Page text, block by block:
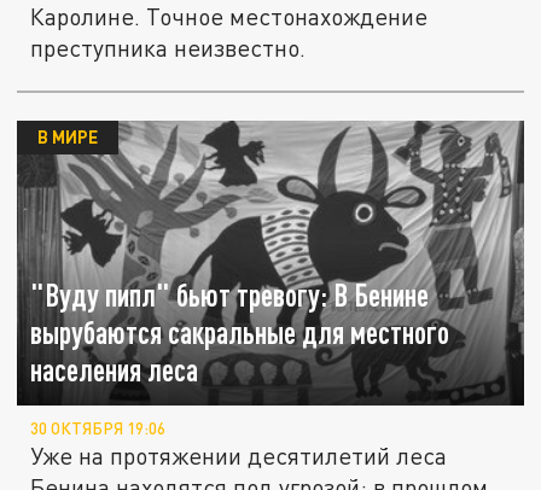
Каролине. Точное местонахождение
преступника неизвестно.
"Вуду пипл" бьют тревогу: В Бенине
вырубаются сакральные для местного
населения леса
В МИРЕ
30 ОКТЯБРЯ 19:06
Уже на протяжении десятилетий леса